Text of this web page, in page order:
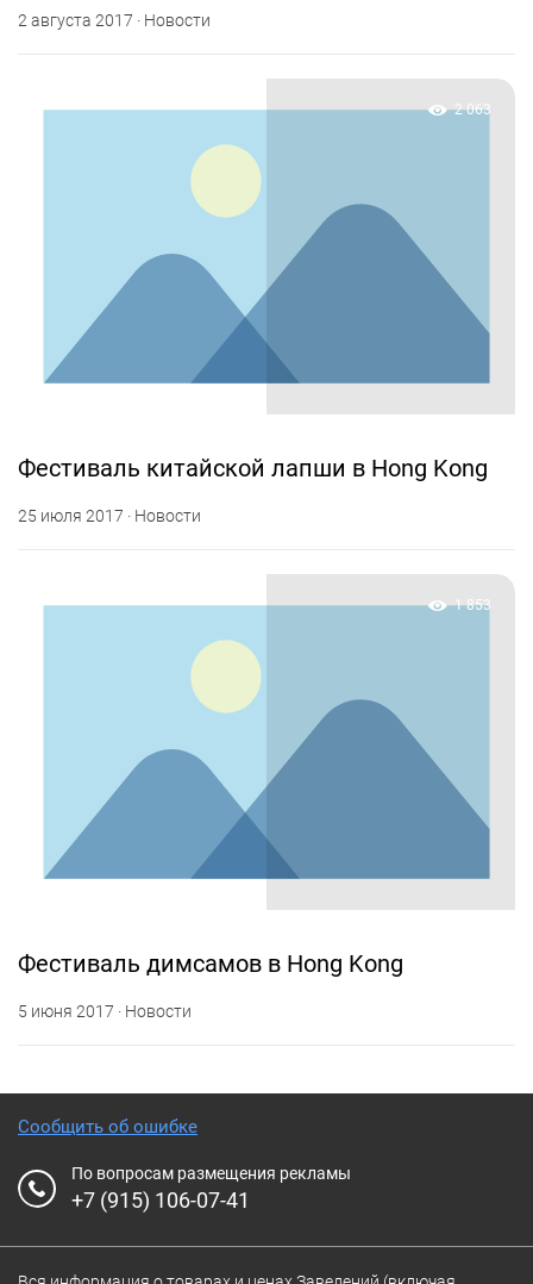
2 августа 2017 · Новости
2 063
Фестиваль китайской лапши в Hong Kong
25 июля 2017 · Новости
1 853
Фестиваль димсамов в Hong Kong
5 июня 2017 · Новости
Сообщить об ошибке
По вопросам размещения рекламы
+7 (915) 106-07-41